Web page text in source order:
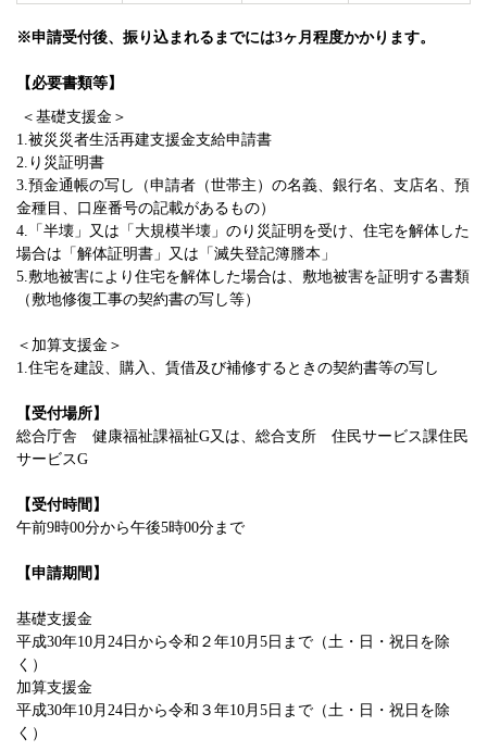
※申請受付後、振り込まれるまでには3ヶ月程度かかります。
【必要書類等】
＜基礎支援金＞
1.被災災者生活再建支援金支給申請書
2.り災証明書
3.預金通帳の写し（申請者（世帯主）の名義、銀行名、支店名、預
金種目、口座番号の記載があるもの）
4. 「半壊」
又は「大規模半壊」のり災証明を受け、住宅を解体した
場合は「解体証明書」又は「滅失登記簿謄本」
5.敷地被害により住宅を解体した場合は、敷地被害を証明する書類
（敷地修復工事の契約書の写し等）
＜加算支援金＞
1.住宅を建設、購入、賃借及び補修するときの契約書等の写し
【受付場所】
総合庁舎 健康福祉課福祉G又は、総合支所 住民サービス課住民
サービスG
【受付時間】
午前9時00分から午後5時00分まで
【申請期間】
基礎支援金
平成30年10月24日から令和２年10月5日まで（土・日・祝日を除
く）
加算支援金
平成30年10月24日から令和３年10月5日まで（土・日・祝日を除
く）